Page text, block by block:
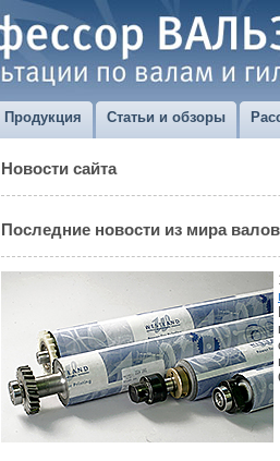
Продукция Статьи и обзоры
Новости сайта
Последние новости из мира валов